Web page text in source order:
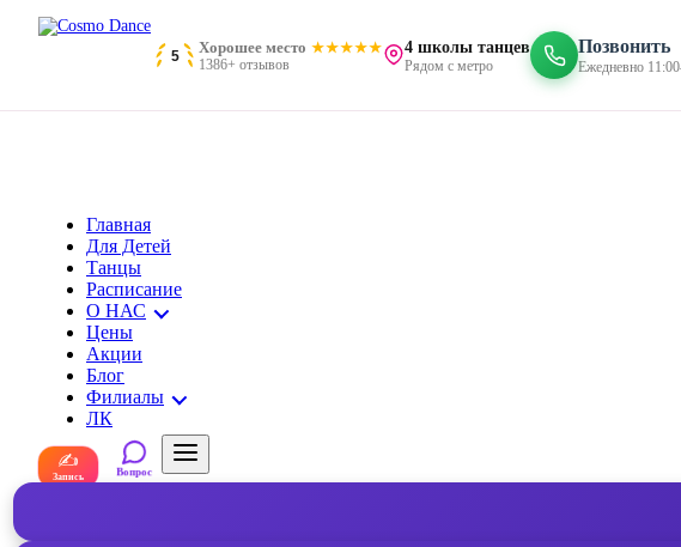
5
Хорошее место
1386+ отзывов
4 школы танцев
Рядом с метро
Позвонить
Ежедневно
Главная
Для Детей
Танцы
Расписание
О НАС
Цены
Акции
Блог
Филиалы
ЛК
✍
Запись Вопрос